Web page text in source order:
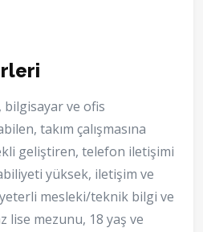
bilgisayar ve ofis
takım çalışmasına
geliştiren, telefon iletişimi
yüksek, iletişim ve
mesleki/teknik bilgi ve
lise mezunu, 18 yaş ve